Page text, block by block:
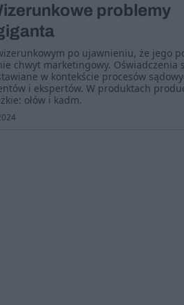
problemy
po ujawnieniu, że jego
chwyt marketingowy. Oświadczenia
w kontekście procesów
i ekspertów. W produktach
ołów i kadm.